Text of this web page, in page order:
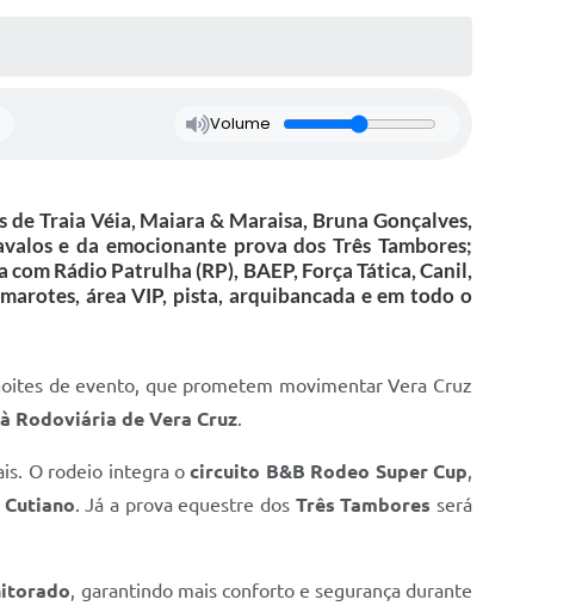
Volume
Traia Véia, Maiara & Maraisa, Bruna Gonçalves,
e da emocionante prova dos Três Tambores;
Rádio Patrulha (RP), BAEP, Força Tática, Canil,
área VIP, pista, arquibancada e em todo o
de evento, que prometem movimentar Vera Cruz
Rodoviária de Vera Cruz.
O rodeio integra ocircuito B&B Rodeo Super Cup,
Cutiano. Já a prova equestre dos Três Tambores será
, garantindo mais conforto e segurança durante